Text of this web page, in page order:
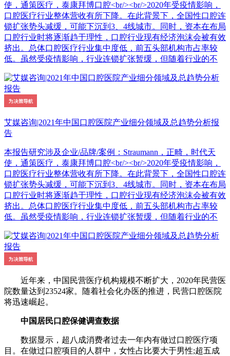
使，通策医疗，泰康拜博口腔<br/><br/>2020年受疫情影响，
口腔医疗行业整体营收有所下降。在此背景下，全国性口腔连
锁扩张势头减缓，可能下沉到3、4线城市。同时，资本在布局
口腔行业时将逐渐趋于理性，口腔行业现有经济泡沫会被有效
挤出。总体口腔医疗行业集中度低，前五头部机构市占率较
低。虽然受疫情影响，行业连锁扩张暂缓，但随着行业的不
艾媒咨询|2021年中国口腔医院产业细分领域及总趋势分析报
告
本报告研究涉及企业/品牌/案例：Straumann，正畸，时代天
使，通策医疗，泰康拜博口腔<br/><br/>2020年受疫情影响，
口腔医疗行业整体营收有所下降。在此背景下，全国性口腔连
锁扩张势头减缓，可能下沉到3、4线城市。同时，资本在布局
口腔行业时将逐渐趋于理性，口腔行业现有经济泡沫会被有效
挤出。总体口腔医疗行业集中度低，前五头部机构市占率较
低。虽然受疫情影响，行业连锁扩张暂缓，但随着行业的不
近年来，中国民营医疗机构规模不断扩大，2020年民营医
院数量达到23524家。随着社会化办医的推进，民营口腔医院
将迅速崛起。
中国居民口腔保健调查数据
数据显示，超八成消费者过去一年内有做过口腔医疗项
目。在做过口腔项目的人群中，女性占比要大于男性;超五成